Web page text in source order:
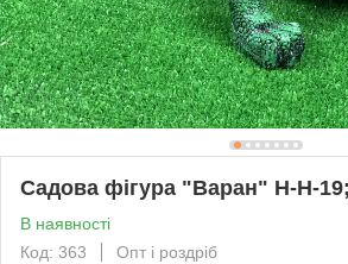
Садова фігура "Варан" Н-H-
В наявності
Код: 363
Опт і роздріб